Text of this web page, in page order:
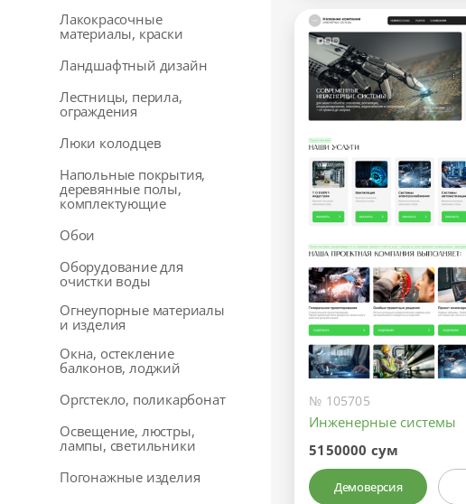
Лакокрасочные
материалы, краски
Ландшафтный дизайн
Лестницы, перила,
ограждения
Люки колодцев
Напольные покрытия,
деревянные полы,
комплектующие
Обои
Оборудование для
очистки воды
Огнеупорные материалы
и изделия
Окна, остекление
балконов, лоджий
Оргстекло, поликарбонат
Освещение, люстры,
лампы, светильники
Погонажные изделия
№ 105705
Инженерные системы
5150000 сум
Демоверсия